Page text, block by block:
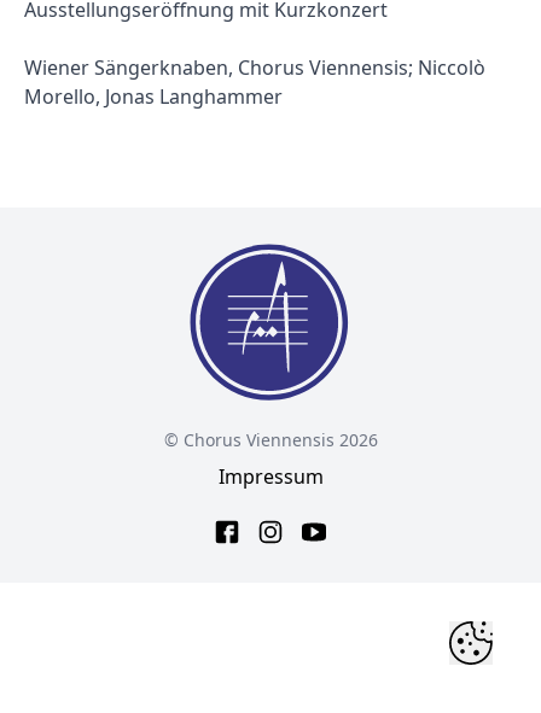
Ausstellungseröffnung mit Kurzkonzert
Wiener Sängerknaben, Chorus Viennensis; Niccolò
Morello, Jonas Langhammer
© Chorus Viennensis 2026
Impressum